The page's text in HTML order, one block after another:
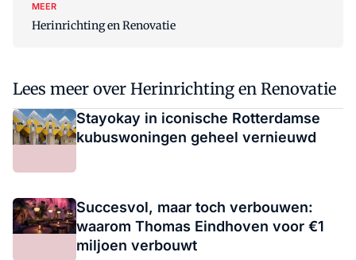
MEER
Herinrichting en Renovatie
Lees meer over Herinrichting en Renovatie
Stayokay in iconische Rotterdamse
kubuswoningen geheel vernieuwd
Succesvol, maar toch verbouwen:
waarom Thomas Eindhoven voor €1
miljoen verbouwt